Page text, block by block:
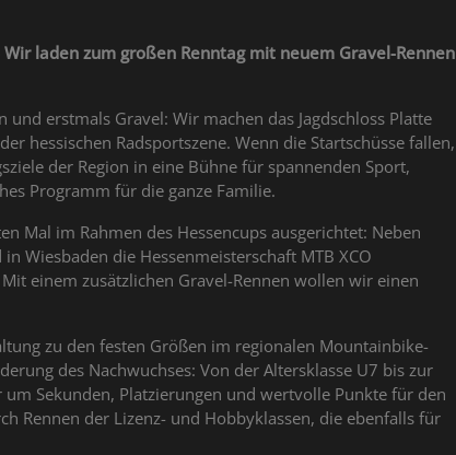
laden zum großen Renntag mit neuem Gravel-Rennen
erstmals Gravel: Wir machen das Jagdschloss Platte
hessischen Radsportszene. Wenn die Startschüsse fallen,
der Region in eine Bühne für spannenden Sport,
Programm für die ganze Familie.
Mal im Rahmen des Hessencups ausgerichtet: Neben
Wiesbaden die Hessenmeisterschaft MTB XCO
einem zusätzlichen Gravel-Rennen wollen wir einen
zu den festen Größen im regionalen Mountainbike-
des Nachwuchses: Von der Altersklasse U7 bis zur
Sekunden, Platzierungen und wertvolle Punkte für den
Rennen der Lizenz- und Hobbyklassen, die ebenfalls für